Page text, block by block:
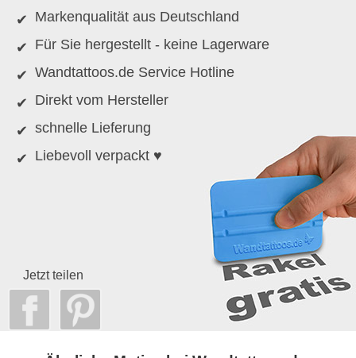
Markenqualität aus Deutschland
Für Sie hergestellt - keine Lagerware
Wandtattoos.de Service Hotline
Direkt vom Hersteller
schnelle Lieferung
Liebevoll verpackt ♥
Jetzt teilen